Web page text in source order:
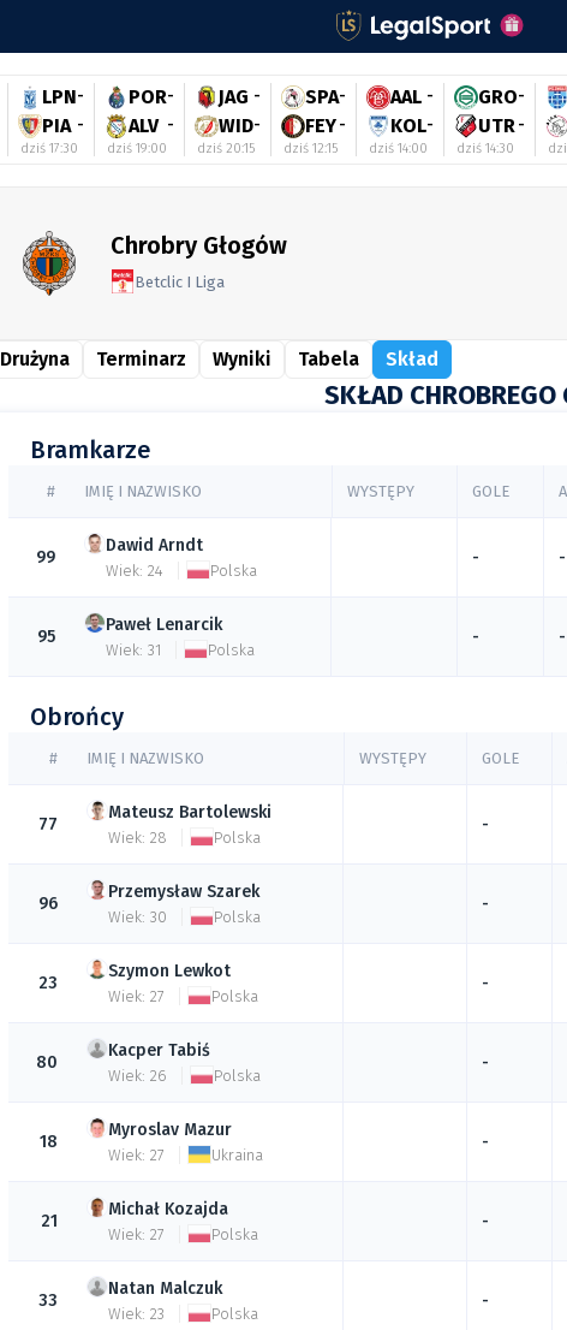
LPN-
PIA -
dziś 17:30
POR-
ALV -
dziś 19:00
JAG -
WID-
dziś 20:15
SPA-
FEY-
dziś 12:15
AAL -
KOL-
dziś 14:00
GRO-
UTR-
dziś 14:30
Chrobry Głogów
Betclic I Liga
Drużyna Terminarz Wyniki Tabela Skład
SKŁAD CHROBREGO
Bramkarze
# IMIĘ I NAZWISKO WYSTĘPY GOLE
99
Dawid Arndt
Wiek: 24 Polska
- -
95
Paweł Lenarcik
Wiek: 31 Polska
- -
Obrońcy
# IMIĘ I NAZWISKO WYSTĘPY GOLE
77
Mateusz Bartolewski
Wiek: 28 Polska
-
96
Przemysław Szarek
Wiek: 30 Polska
-
23
Szymon Lewkot
Wiek: 27 Polska
-
80
Kacper Tabiś
Wiek: 26 Polska
-
18
Myroslav Mazur
Wiek: 27 Ukraina
-
21
Michał Kozajda
Wiek: 27 Polska
-
33
Natan Malczuk
Wiek: 23 Polska
-